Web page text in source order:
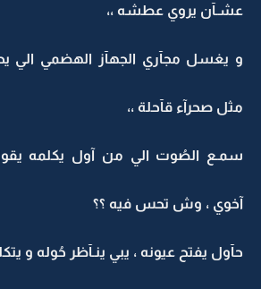
عشـآن يروي عطشه ،،
و يغسل مجآري الجهآز الهضمي الي
مثل صحرآء قآحلة ،،
سمـع الصُوت الي من آول يكلمه
آخوي ، وش تحس فيه ؟؟
حآول يفتح عيونه ، يبي ينـآظر حُوله و